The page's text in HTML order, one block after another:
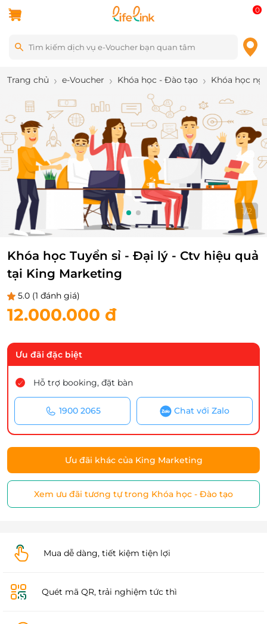
0
Trang chủ e-Voucher Khóa học - Đào tạo Khóa học
1/2
Khóa học Tuyển sỉ - Đại lý - Ctv hiệu quả
tại King Marketing
5.0 (1 đánh giá)
12.000.000 đ
Ưu đãi đặc biệt
Hỗ trợ booking, đặt bàn
1900 2065 Chat với Zalo
Ưu đãi khác của King Marketing
Xem ưu đãi tương tự trong Khóa học - Đào tạo
Mua dễ dàng, tiết kiệm tiện lợi
Quét mã QR, trải nghiệm tức thì